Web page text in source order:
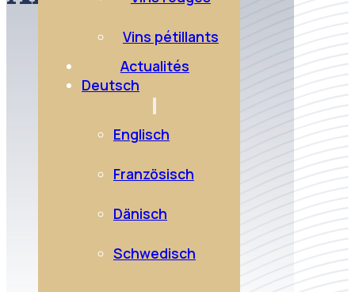
Vins pétillants
Actualités
Deutsch
Englisch
Französisch
Dänisch
Schwedisch